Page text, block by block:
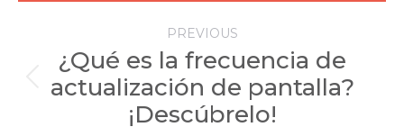
navigationPREVIOUS
Previous
post:
¿Qué es la frecuencia de
actualización de pantalla?
¡Descúbrelo!